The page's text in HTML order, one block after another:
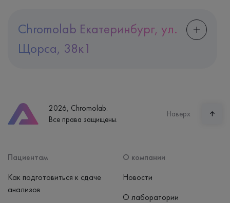
Chromolab Екатеринбург, ул.
Щорса, 38к1
Часы работы
пн-вс: 7:30-15:00
2026, Chromolab.
Все права защищены.
Наверх
Пациентам
Как подготовиться к сдаче
анализов
О компании
Новости
О лаборатории